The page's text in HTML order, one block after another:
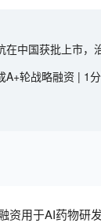
中国获批上市，治疗
A+轮战略融资 | 1
资用于AI药物研